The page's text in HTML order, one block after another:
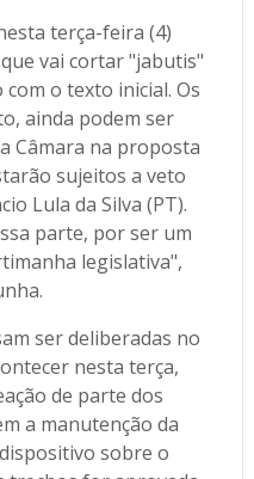
terça-feira (4)
vai cortar "jabutis"
o texto inicial. Os
ainda podem ser
Câmara na proposta
sujeitos a veto
Lula da Silva (PT).
parte, por ser um
legislativa",
ser deliberadas no
nesta terça,
de parte dos
a manutenção da
sobre o